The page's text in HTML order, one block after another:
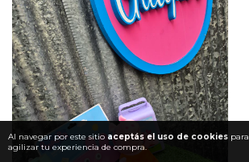
Al navegar por este sitio aceptás el uso de cookies para
agilizar tu experiencia de compra.